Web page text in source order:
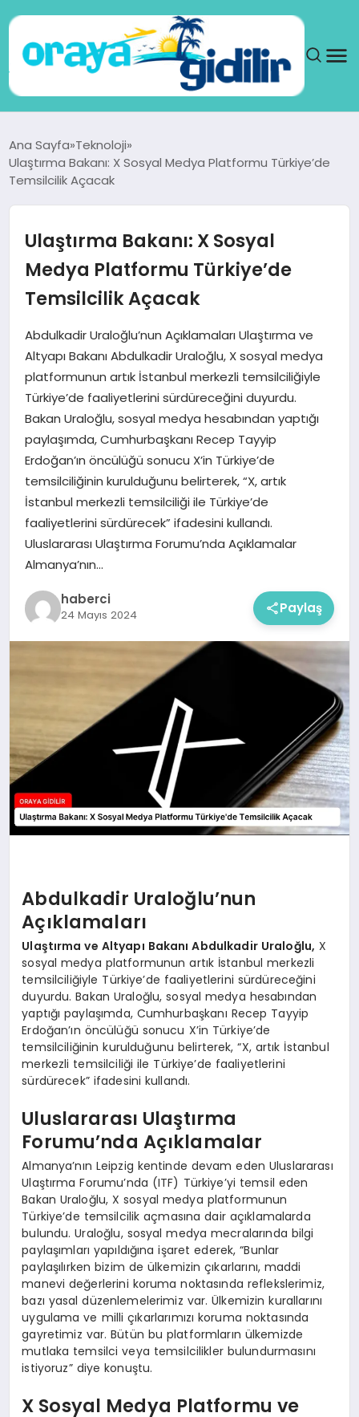
SAĞLIK
SEYAHAT
TEKNOLOJI
YAŞAM
Ana Sayfa Teknoloji
Ulaştırma Bakanı: X Sosyal Medya Platformu Türkiye’de
Temsilcilik Açacak
Ulaştırma Bakanı: X Sosyal
Medya Platformu Türkiye’de
Temsilcilik Açacak
Abdulkadir Uraloğlu’nun Açıklamaları Ulaştırma ve
Altyapı Bakanı Abdulkadir Uraloğlu, X sosyal medya
platformunun artık İstanbul merkezli temsilciliğiyle
Türkiye’de faaliyetlerini sürdüreceğini duyurdu.
Bakan Uraloğlu, sosyal medya hesabından yaptığı
paylaşımda, Cumhurbaşkanı Recep Tayyip
Erdoğan’ın öncülüğü sonucu X’in Türkiye’de
temsilciliğinin kurulduğunu belirterek, “X, artık
İstanbul merkezli temsilciliği ile Türkiye’de
faaliyetlerini sürdürecek” ifadesini kullandı.
Uluslararası Ulaştırma Forumu’nda Açıklamalar
Almanya’nın…
haberci
24 Mayıs 2024 Paylaş
Abdulkadir Uraloğlu’nun
Açıklamaları
Ulaştırma ve Altyapı Bakanı Abdulkadir Uraloğlu, X
sosyal medya platformunun artık İstanbul merkezli
temsilciliğiyle Türkiye’de faaliyetlerini sürdüreceğini
duyurdu. Bakan Uraloğlu, sosyal medya hesabından
yaptığı paylaşımda, Cumhurbaşkanı Recep Tayyip
Erdoğan’ın öncülüğü sonucu X’in Türkiye’de
temsilciliğinin kurulduğunu belirterek, “X, artık İstanbul
merkezli temsilciliği ile Türkiye’de faaliyetlerini
sürdürecek” ifadesini kullandı.
Uluslararası Ulaştırma
Forumu’nda Açıklamalar
Almanya’nın Leipzig kentinde devam eden Uluslararası
Ulaştırma Forumu’nda (ITF) Türkiye’yi temsil eden
Bakan Uraloğlu, X sosyal medya platformunun
Türkiye’de temsilcilik açmasına dair açıklamalarda
bulundu. Uraloğlu, sosyal medya mecralarında bilgi
paylaşımları yapıldığına işaret ederek, “Bunlar
paylaşılırken bizim de ülkemizin çıkarlarını, maddi
manevi değerlerini koruma noktasında reflekslerimiz,
bazı yasal düzenlemelerimiz var. Ülkemizin kurallarını
uygulama ve milli çıkarlarımızı koruma noktasında
gayretimiz var. Bütün bu platformların ülkemizde
mutlaka temsilci veya temsilcilikler bulundurmasını
istiyoruz” diye konuştu.
X Sosyal Medya Platformu ve